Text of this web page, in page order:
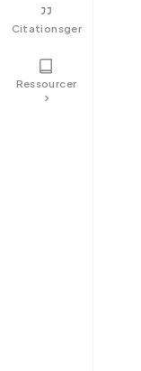
Citationsgenerator
Ressourcer